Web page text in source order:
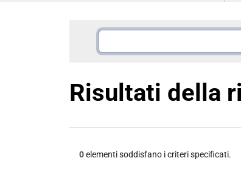
Risultati della
0elementi soddisfano i criteri specificati.